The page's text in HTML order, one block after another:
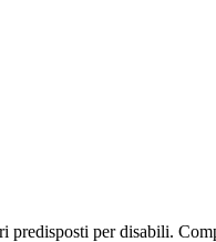
predisposti per disabili.